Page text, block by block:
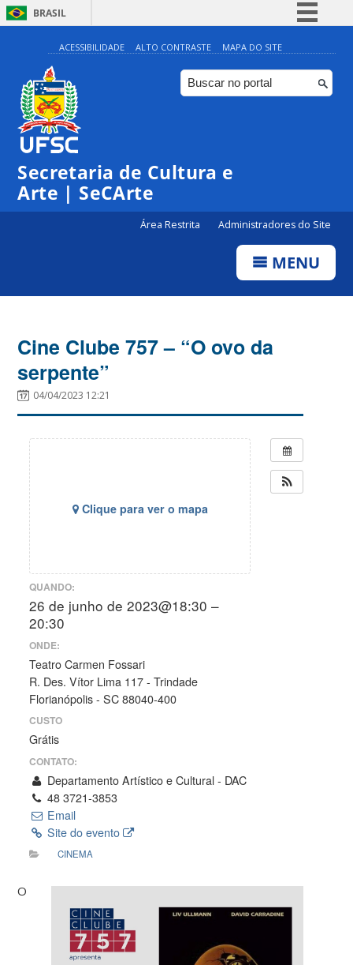
BRASIL
Simplifique!
Comunica BR
Participe
ACESSIBILIDADE ALTO CONTRASTE MAPA DO SITE
Secretaria de Cultura e
Arte | SeCArte
Área Restrita Administradores do Site
MENU
Cine Clube 757 – “O ovo da
serpente”
04/04/2023 12:21
Clique para ver o mapa
QUANDO:
26 de junho de 2023@18:30 –
20:30
ONDE:
Teatro Carmen Fossari
R. Des. Vítor Lima 117 - Trindade
Florianópolis - SC 88040-400
CUSTO
Grátis
CONTATO:
Departamento Artístico e Cultural - DAC
48 3721-3853
Email
Site do evento
CINEMA
O